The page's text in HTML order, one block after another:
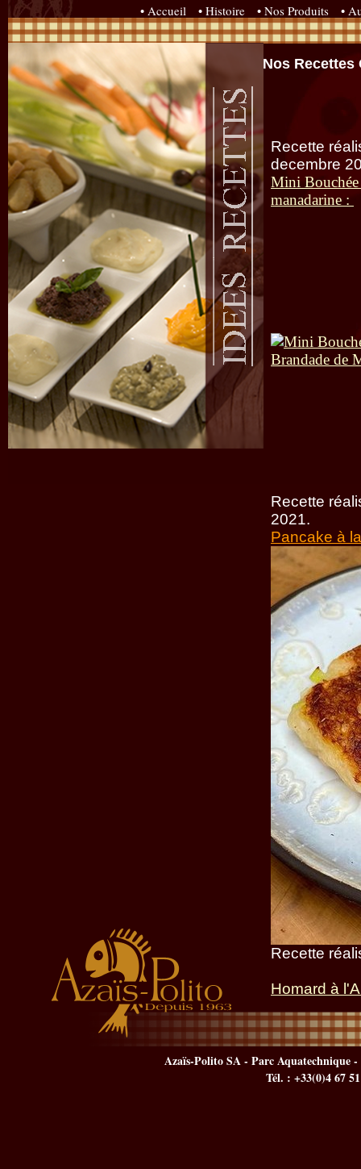
• Accueil • Histoire • Nos Produits •
Nos Recettes
Recette
decembre
Mini Bouchée
manadarine :
Recette
2021.
Pancake à
Recette
Homard à
Azaïs-Polito SA - Parc Aquatechnique -
Tél. : +33(0)4 67